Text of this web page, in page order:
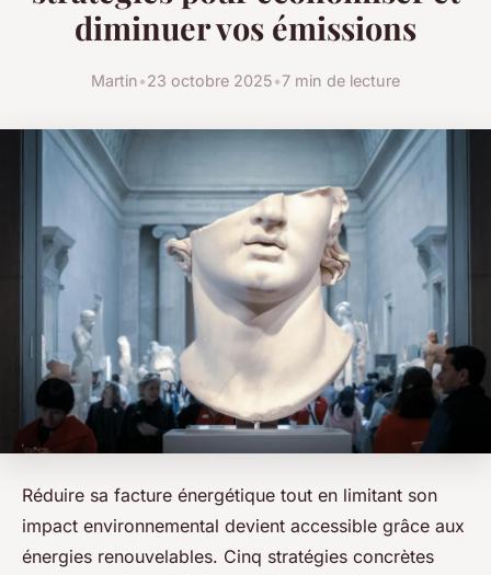
diminuer vos émissions
Martin•23 octobre 2025•7 min de lecture
Réduire sa facture énergétique tout en limitant son
impact environnemental devient accessible grâce aux
énergies renouvelables. Cinq stratégies concrètes